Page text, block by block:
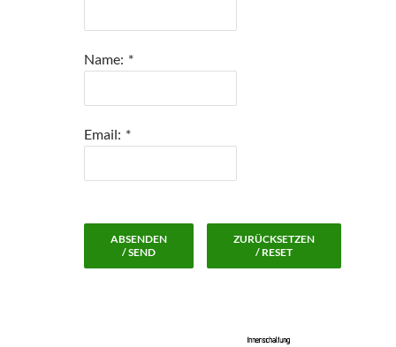
Name: *
Email: *
ABSENDEN
/ SEND
ZURÜCKSETZEN
/ RESET